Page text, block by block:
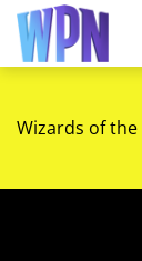
Wizards of